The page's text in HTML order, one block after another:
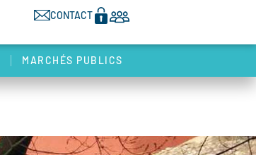
CONTACT
MARCHÉS PUBLICS